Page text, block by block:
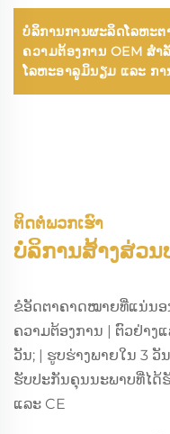
ບໍລິການການຜະລິດໂລຫະຕ
ຄວາມຕ້ອງການ OEM ສຳ
ໂລຫະອາລູມິນຽມ ແລະ ກາ
ປັ້ນໂລຫະດ້ວຍເຄື່ອງ CNC
ຕິດຕໍ່ພວກເຮົາ
ບໍລິການສ້າງສ່ວນ
ຂໍອັດຕາຄາດໝາຍທີ່ແນ່ນ
ຄວາມຕ້ອງການ | ຕົວຢ່າ
ວັນ; | ຮູບຮ່າງພາຍໃນ 3 ວັ
ຮັບປະກັນຄຸນນະພາບທີ່ໄດ້
ແລະ CE